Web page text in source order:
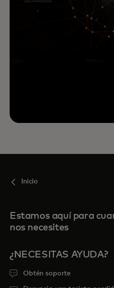
Inicio
Estamos aquí para
nos necesites
¿NECESITAS AYUDA?
Obtén soporte